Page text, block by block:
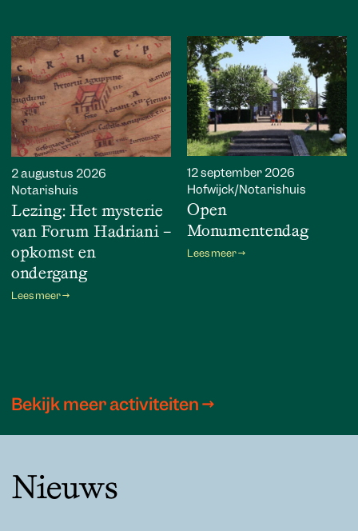
2 augustus 2026
Notarishuis
Lezing: Het mysterie
van Forum Hadriani –
opkomst en
ondergang
Lees meer →
12 september 2026
Hofwijck/Notarishuis
Open
Monumentendag
Lees meer →
Bekijk meer activiteiten →
Nieuws